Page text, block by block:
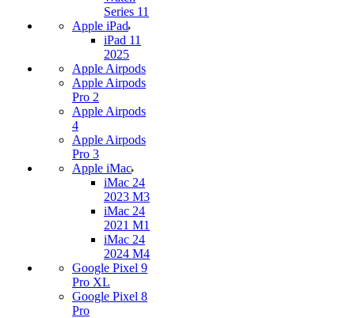
Series 11
Apple iPad
iPad 11
2025
Apple Airpods
Apple Airpods
Pro 2
Apple Airpods
4
Apple Airpods
Pro 3
Apple iMac
iMac 24
2023 M3
iMac 24
2021 M1
iMac 24
2024 M4
Google Pixel 9
Pro XL
Google Pixel 8
Pro